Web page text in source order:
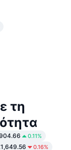
τη
0.11%
0.16%